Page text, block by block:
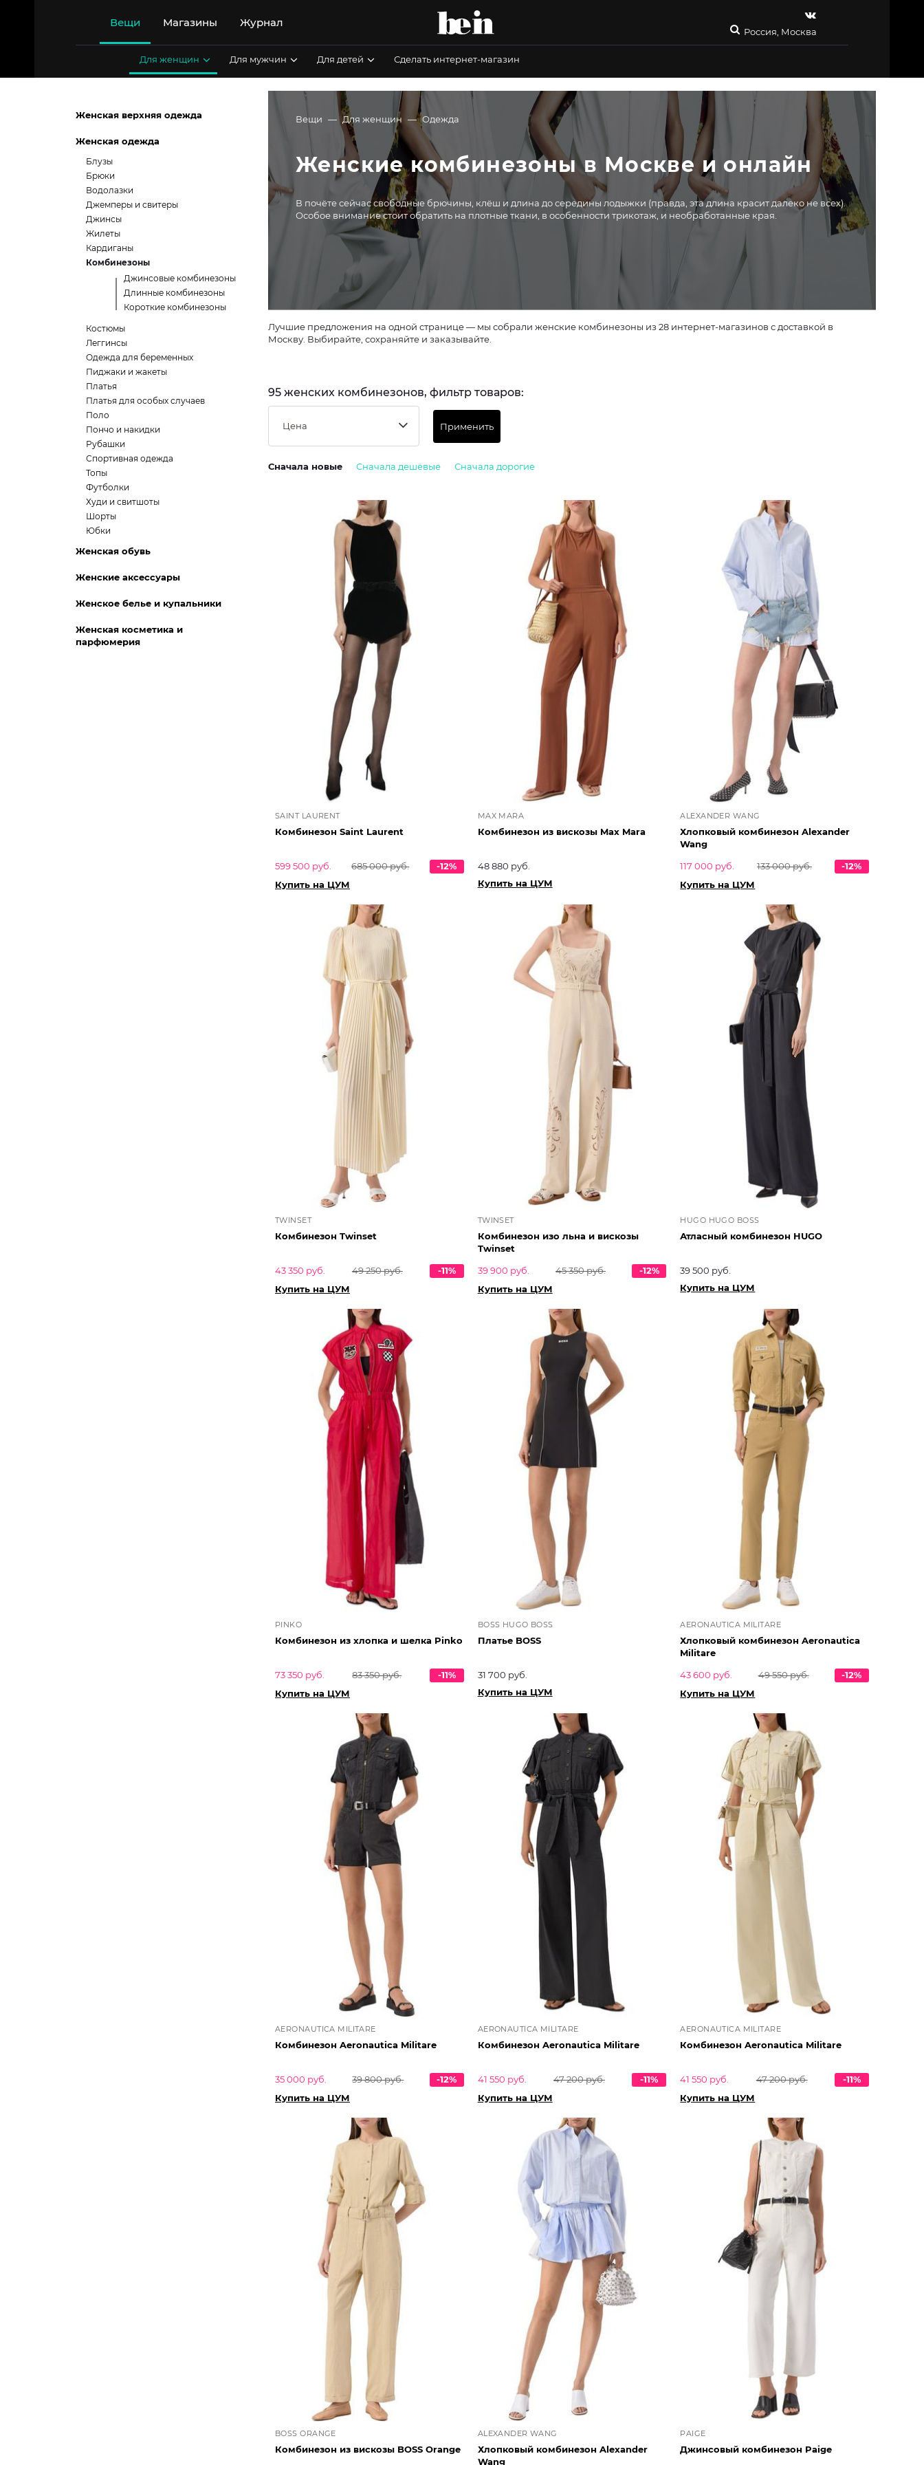
Вещи Магазины Журнал
Россия, Москва
Для женщин Для мужчин Для детей Сделать интернет-магазин
Вещи Для женщин Одежда
Женские комбинезоны в Москве и онлайн
В почёте сейчас свободные брючины, клёш и длина до середины лодыжки (правда, эта длина красит далеко не всех).
Особое внимание стоит обратить на плотные ткани, в особенности трикотаж, и необработанные края.
Лучшие предложения на одной странице — мы собрали женские комбинезоны из 28 интернет-магазинов с доставкой в
Москву. Выбирайте, сохраняйте и заказывайте.
95 женских комбинезонов, фильтр товаров:
Цена Применить
Сначала новые Сначала дешёвые Сначала дорогие
SAINT LAURENT
Комбинезон Saint Laurent
599 500 руб. 685 000 руб.
-12%
Купить на ЦУМ
MAX MARA
Комбинезон из вискозы Max Mara
48 880 руб.
Купить на ЦУМ
ALEXANDER WANG
Хлопковый комбинезон Alexander
Wang
117 000 руб.
133 000 руб.
-12%
Купить на ЦУМ
TWINSET
Комбинезон Twinset
43 350 руб. 49 250 руб.
-11%
Купить на ЦУМ
TWINSET
Комбинезон изо льна и вискозы
Twinset
39 900 руб.
45 350 руб.
-12%
Купить на ЦУМ
HUGO HUGO BOSS
Атласный комбинезон HUGO
39 500 руб.
Купить на ЦУМ
PINKO
Комбинезон из хлопка и шелка Pinko
73 350 руб. 83 350 руб.
-11%
Купить на ЦУМ
BOSS HUGO BOSS
Платье BOSS
31 700 руб.
Купить на ЦУМ
AERONAUTICA MILITARE
Хлопковый комбинезон Aeronautica
Militare
43 600 руб.
49 550 руб.
-12%
Купить на ЦУМ
AERONAUTICA MILITARE
Комбинезон Aeronautica Militare
35 000 руб. 39 800 руб.
-12%
Купить на ЦУМ
AERONAUTICA MILITARE
Комбинезон Aeronautica Militare
41 550 руб. 47 200 руб.
-11%
Купить на ЦУМ
AERONAUTICA MILITARE
Комбинезон Aeronautica Militare
41 550 руб. 47 200 руб.
-11%
Купить на ЦУМ
BOSS ORANGE
Комбинезон из вискозы BOSS Orange
ALEXANDER WANG
Хлопковый комбинезон Alexander
Wang
PAIGE
Джинсовый комбинезон Paige
Женская верхняя одежда
Женская одежда
Блузы
Брюки
Водолазки
Джемперы и свитеры
Джинсы
Жилеты
Кардиганы
Комбинезоны
Джинсовые комбинезоны
Длинные комбинезоны
Короткие комбинезоны
Костюмы
Леггинсы
Одежда для беременных
Пиджаки и жакеты
Платья
Платья для особых случаев
Поло
Пончо и накидки
Рубашки
Спортивная одежда
Топы
Футболки
Худи и свитшоты
Шорты
Юбки
Женская обувь
Женские аксессуары
Женское белье и купальники
Женская косметика и
парфюмерия